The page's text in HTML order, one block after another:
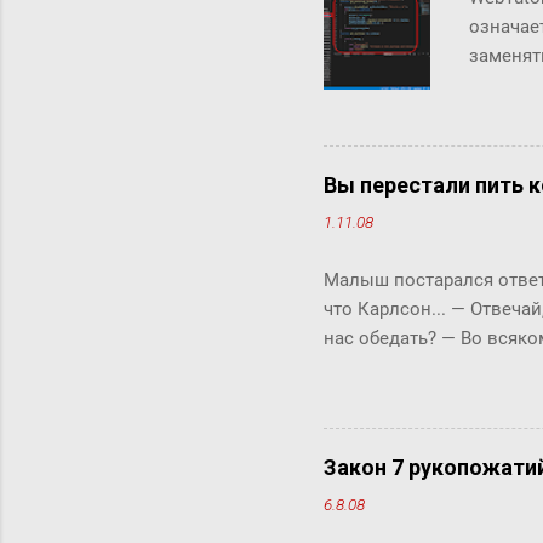
теряя
можно
были не
Вы перестали пить
1.11.08
Малыш постарался
что Карлсон... ―
нас обедать? ― Во
ответить «да» или
задам тебе простой
отвечай ― да или нет? У
что-то сказать, но не
свой вопрос: ты
Закон 7
6.8.08